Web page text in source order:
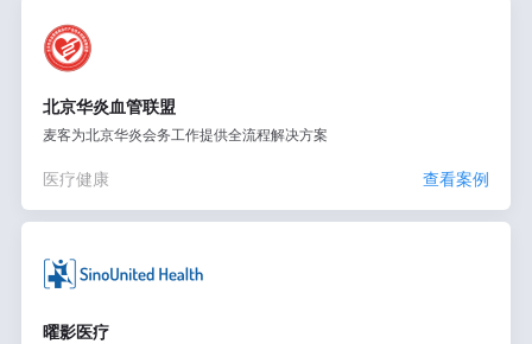
北京华炎血管联盟
麦客为北京华炎会务工作提供全流程解决方案
医疗健康 查看案例
曜影医疗